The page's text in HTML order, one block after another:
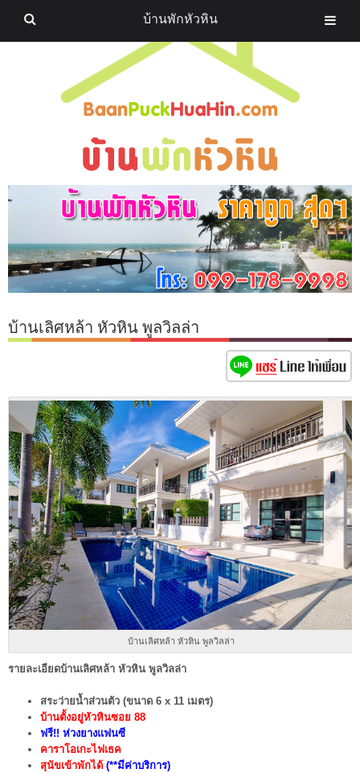
บ้านเลิศหล้า หัวหิน พูลวิลล่า
บ้านเลิศหล้า หัวหิน พูลวิลล่า
รายละเอียดบ้านเลิศหล้า หัวหิน พูลวิลล่า
สระว่ายน้ำส่วนตัว (ขนาด 6 x 11 เมตร)
บ้านตั้งอยู่หัวหินซอย 88
ฟรี!! ห่วงยางแฟนซี
คาราโอเกะไฟเธค
สุนัขเข้าพักได้ (**มีค่าบริการ)
บ้านพักหัวหิน